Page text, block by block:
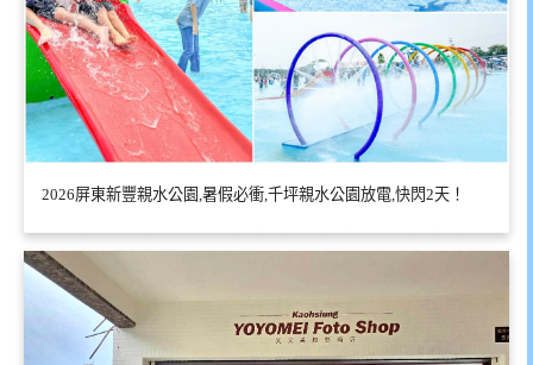
2026屏東新豐親水公園,暑假必衝,千坪親水公園放電,快閃2天！